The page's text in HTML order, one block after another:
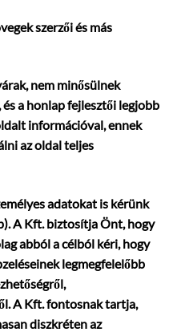
szerzői és más
nem minősülnek
a honlap fejlesztői legjobb
információval, ennek
az oldal teljes
adatokat is kérünk
A Kft. biztosítja Önt, hogy
abból a célból kéri, hogy
legmegfelelőbb
A Kft. fontosnak tartja,
diszkréten az